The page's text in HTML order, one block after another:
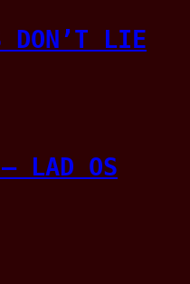
DON’T LIE
– LAD OS